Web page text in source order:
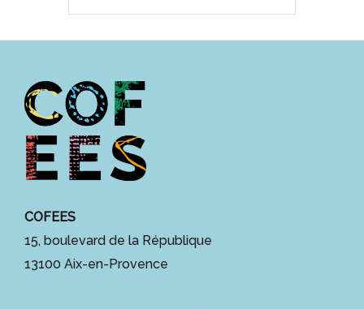
COFEES
15, boulevard de la République
13100 Aix-en-Provence